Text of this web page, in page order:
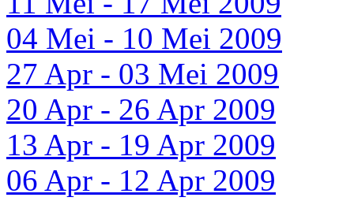
04 Mei - 10 Mei 2009
27 Apr - 03 Mei 2009
20 Apr - 26 Apr 2009
13 Apr - 19 Apr 2009
06 Apr - 12 Apr 2009